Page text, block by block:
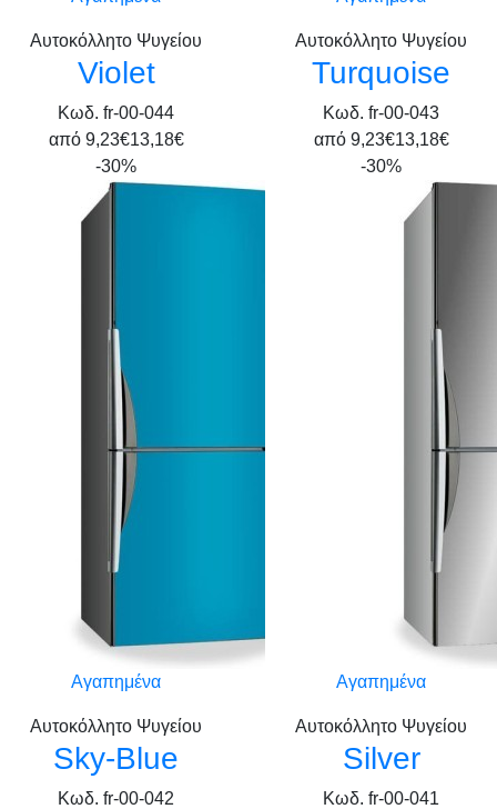
Αυτοκόλλητο Ψυγείου
Violet
Κωδ. fr-00-044
από 9,23€13,18€
Αυτοκόλλητο Ψυγείου
Turquoise
Κωδ. fr-00-043
από 9,23€13,18€
-30%
Αγαπημένα
Αυτοκόλλητο Ψυγείου
Sky-Blue
Κωδ. fr-00-042
-30%
Αγαπημένα
Αυτοκόλλητο Ψυγείου
Silver
Κωδ. fr-00-041